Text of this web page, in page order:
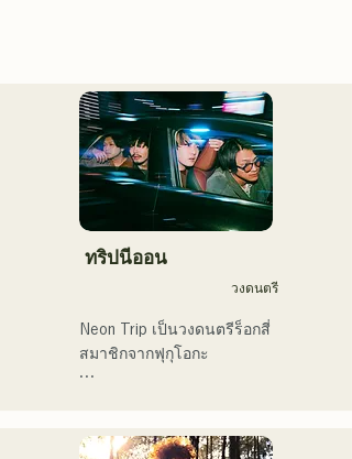
ทริปนีออน
วงดนตรี
Neon Trip เป็นวงดนตรีร็อกสี่
สมาชิกจากฟุกุโอกะ
เดือนพฤศจิกายน 2023